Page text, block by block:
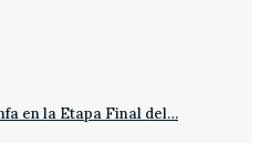
en la Etapa Final del…